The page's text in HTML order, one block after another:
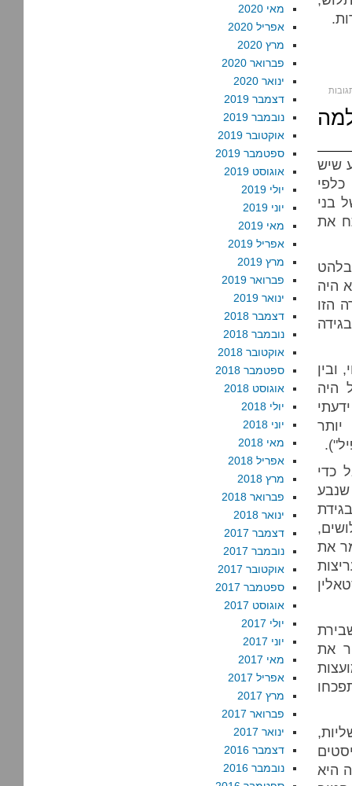
שיש
בני
את
בלהט
היה
הזו
ובין
היה
כדי
את
את
היא
מאי 2020
אפריל 2020
מרץ 2020
פברואר 2020
ינואר 2020
דצמבר 2019
נובמבר 2019
אוקטובר 2019
ספטמבר 2019
אוגוסט 2019
יולי 2019
יוני 2019
מאי 2019
אפריל 2019
מרץ 2019
פברואר 2019
ינואר 2019
דצמבר 2018
נובמבר 2018
אוקטובר 2018
ספטמבר 2018
אוגוסט 2018
יולי 2018
יוני 2018
מאי 2018
אפריל 2018
מרץ 2018
פברואר 2018
ינואר 2018
דצמבר 2017
נובמבר 2017
אוקטובר 2017
ספטמבר 2017
אוגוסט 2017
יולי 2017
יוני 2017
מאי 2017
אפריל 2017
מרץ 2017
פברואר 2017
ינואר 2017
דצמבר 2016
נובמבר 2016